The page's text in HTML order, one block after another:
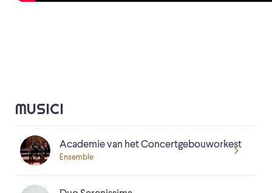
MUSICI
Academie van het Concert­gebouw­orkest
Ensemble